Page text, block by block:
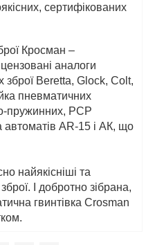
сертифікованих
Кросман –
аналоги
зброї Beretta, Glock, Colt,
пневматичних
пружинних, PCP
автоматів AR-15 і АК, що
найякісніші та
І добротно зібрана,
гвинтівка Crosman